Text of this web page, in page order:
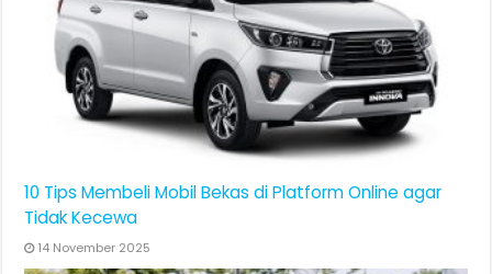
10 Tips Membeli Mobil Bekas di Platform Online agar
Tidak Kecewa
14 November 2025